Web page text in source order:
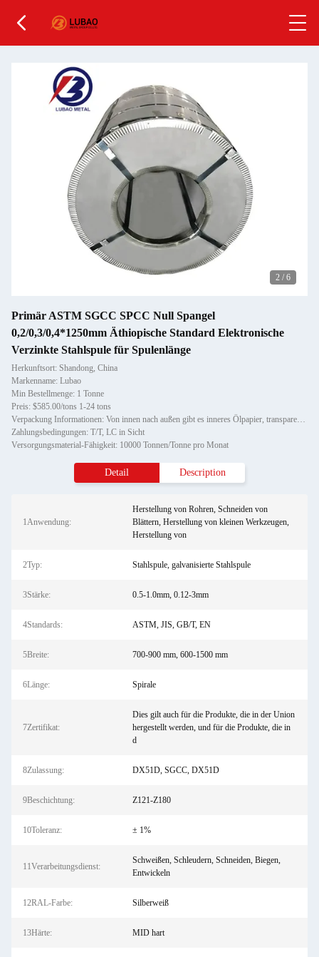
2 / 6
Primär ASTM SGCC SPCC Null Spangel
0,2/0,3/0,4*1250mm Äthiopische Standard Elektronische
Verzinkte Stahlspule für Spulenlänge
Herkunftsort: Shandong, China
Markenname: Lubao
Min Bestellmenge: 1 Tonne
Preis: $585.00/tons 1-24 tons
Verpackung Informationen: Von innen nach außen gibt es inneres Ölpapier, transparenten Kunststoff, äußeres Ölpapier, Eisenblec
Zahlungsbedingungen: T/T, LC in Sicht
Versorgungsmaterial-Fähigkeit: 10000 Tonnen/Tonne pro Monat
Detail Description
1Anwendung:
Herstellung von Rohren, Schneiden von
Blättern, Herstellung von kleinen Werkzeugen,
Herstellung von
2Typ: Stahlspule, galvanisierte Stahlspule
3Stärke: 0.5-1.0mm, 0.12-3mm
4Standards: ASTM, JIS, GB/T, EN
5Breite: 700-900 mm, 600-1500 mm
6Länge: Spirale
7Zertifikat:
Dies gilt auch für die Produkte, die in der Union
hergestellt werden, und für die Produkte, die in
d
8Zulassung: DX51D, SGCC, DX51D
9Beschichtung: Z121-Z180
10Toleranz: ± 1%
11Verarbeitungsdienst:
Schweißen, Schleudern, Schneiden, Biegen,
Entwickeln
12RAL-Farbe: Silberweiß
13Härte: MID hart